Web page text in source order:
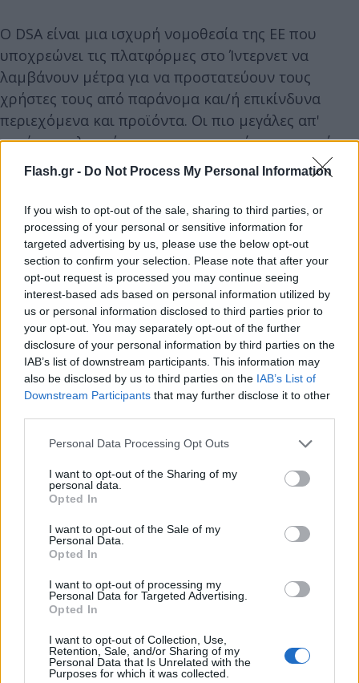
Flash.gr - Do Not Process My Personal Information
If you wish to opt-out of the sale, sharing to third parties, or
processing of your personal or sensitive information for
targeted advertising by us, please use the below opt-out
section to confirm your selection. Please note that after your
opt-out request is processed you may continue seeing
interest-based ads based on personal information utilized by
us or personal information disclosed to third parties prior to
your opt-out. You may separately opt-out of the further
disclosure of your personal information by third parties on the
IAB’s list of downstream participants. This information may
also be disclosed by us to third parties on the IAB’s List of
Downstream Participants that may further disclose it to other
Please note that this website/app uses one or more Google
not limited to your visit or usage behaviour. You may click to
grant or deny consent to Google and its third-party tags to
use your data for below specified purposes in below Google
consent section.
Personal Data Processing Opt Outs
I want to opt-out of the Sharing of my
personal data.
Opted In
I want to opt-out of the Sale of my
Personal Data.
Opted In
I want to opt-out of processing my
Personal Data for Targeted Advertising.
Opted In
I want to opt-out of Collection, Use,
Retention, Sale, and/or Sharing of my
Personal Data that Is Unrelated with the
Purposes for which it was collected.
Ο DSA είναι μια ισχυρή νομοθεσία της ΕΕ που
υποχρεώνει τις πλατφόρμες στο Ίντερνετ να
λαμβάνουν μέτρα για να προστατεύουν τους
χρήστες τους από παράνομα και/ή επικίνδυνα
περιεχόμενα και προϊόντα. Οι πιο μεγάλες απ'
αυτές τις πλατφόρμες, μια κατηγορία στην οποία
ανήκει η Shein, υπόκεινται εξάλλου σε καθεστώς